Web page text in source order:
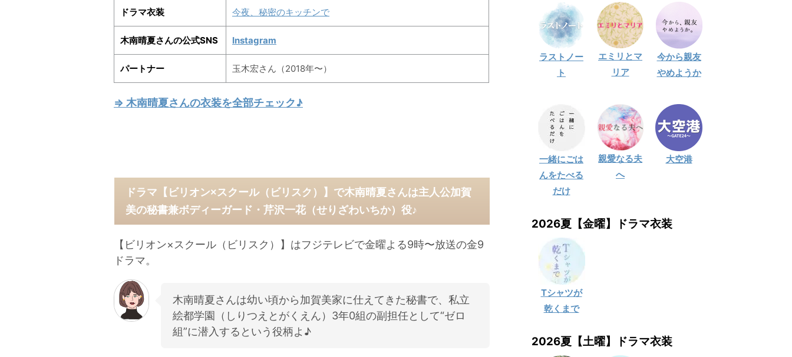
ドラマ衣装 今夜、秘密のキッチンで
木南晴夏さんの公式SNS Instagram
パートナー 玉木宏さん（2018年〜）
⇒ 木南晴夏さんの衣装を全部チェック♪
ドラマ【ビリオン×スクール（ビリスク）】で木南晴夏さんは主人公加賀
美の秘書兼ボディーガード・芹沢一花（せりざわいちか）役♪
【ビリオン×スクール（ビリスク）】はフジテレビで金曜よる9時〜放送の金9
ドラマ。
木南晴夏さんは幼い頃から加賀美家に仕えてきた秘書で、私立
絵都学園（しりつえとがくえん）3年0組の副担任として“ゼロ
組”に潜入するという役柄よ♪
ラストノー
ト
エミリとマ
リア
今から親友
やめようか
一緒にごは
んをたべる
だけ
親愛なる夫
へ
大空港
2026夏【金曜】ドラマ衣装
Tシャツが
乾くまで
2026夏【土曜】ドラマ衣装